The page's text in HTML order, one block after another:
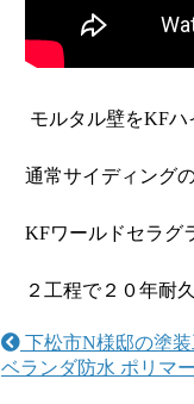
モルタル壁をKFハ
通常サイディング
KFワールドセラグ
２工程で２０年耐
下松市N様邸の塗
ベランダ防水 ポリマ